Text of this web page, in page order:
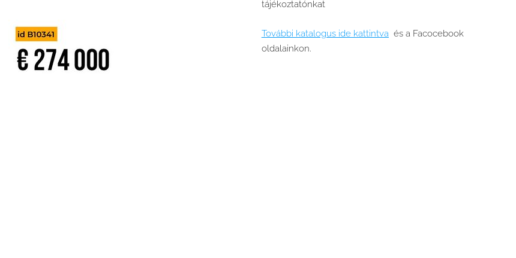
tájékoztatónkat
További katalogus ide kattintvaés a Facocebook
oldalainkon.